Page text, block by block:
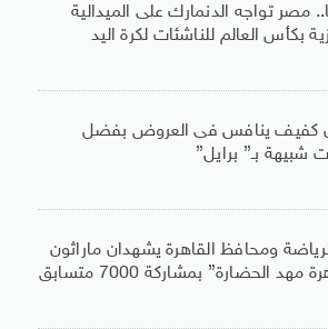
مصر تواجه الدنمارك على الميدالية
بكأس العالم للناشئات لكرة اليد
كفيف ينافس فى العروض بفضل
شبيهة بـ” برايل”
ومحافظ القاهرة يشهدان ماراثون
مهد الحضارة” بمشاركة 7000 متسابق